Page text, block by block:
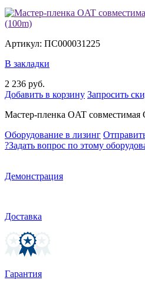
Артикул: ПС000031225
В закладки
2 236 руб.
Добавить в корзину Запросить
Мастер-пленка OAT
Оборудование в лизинг
?Задать вопрос по этому
Демонстрация
Доставка
Гарантия